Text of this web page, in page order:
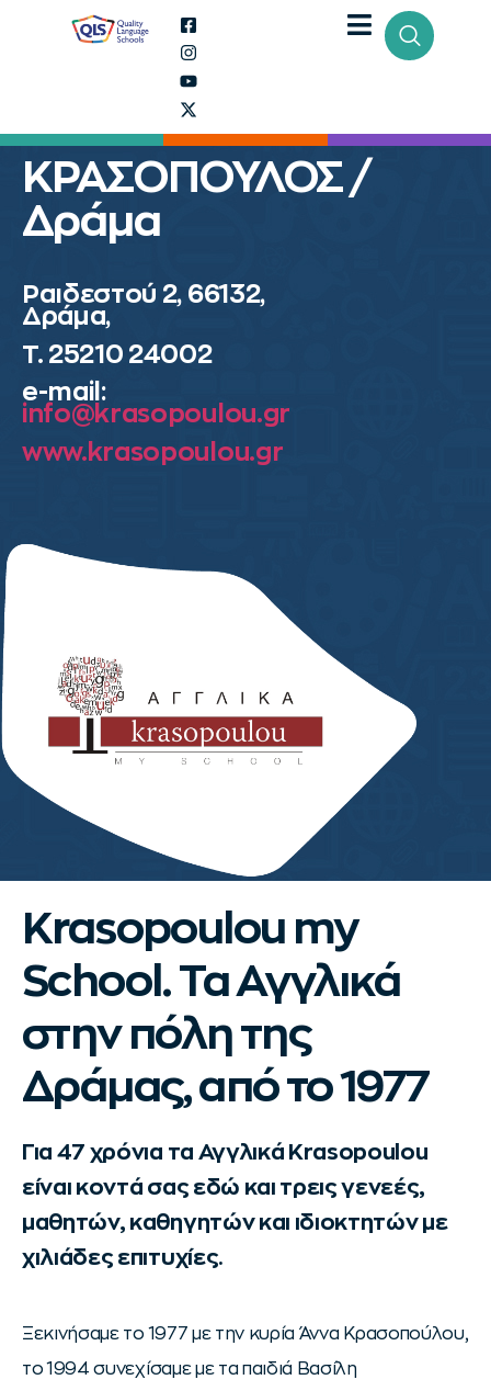
ΚΡΑΣΟΠΟΥΛΟΣ /
Δράμα
Ραιδεστού 2, 66132,
Δράμα,
Τ. 25210 24002
e-mail:
info@krasopoulou.gr
www.krasopoulou.gr
Krasopoulou my
School. Τα Αγγλικά
στην πόλη της
Δράμας, από το 1977
Για 47 χρόνια τα Αγγλικά Krasopoulou
είναι κοντά σας εδώ και τρεις γενεές,
μαθητών, καθηγητών και ιδιοκτητών με
χιλιάδες επιτυχίες.
Ξεκινήσαμε το 1977 με την κυρία Άννα Κρασοπούλου,
το 1994 συνεχίσαμε με τα παιδιά Βασίλη